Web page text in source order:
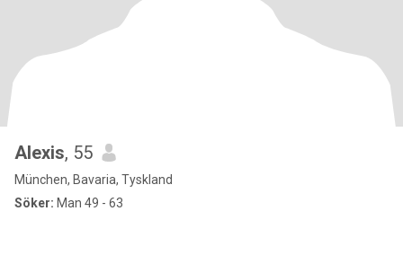
Alexis, 55
München, Bavaria, Tyskland
Söker: Man 49 - 63